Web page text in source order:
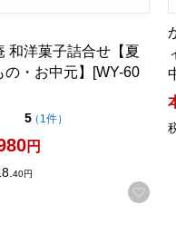
登録する
和洋菓子詰合せ【夏
の・お中元】[WY-60
5点（5点満点中）
（ 1件の評価
）
円
40円
お